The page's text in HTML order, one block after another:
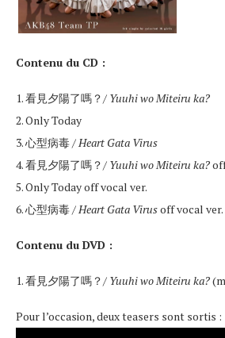
Contenu du CD :
1. 看見夕陽了嗎？/ Yuuhi wo Miteiru ka?
2. Only Today
3. 心型病毒 /Heart Gata Virus
4. 看見夕陽了嗎？/ Yuuhi wo Miteiru ka?
5. Only Today off vocal ver.
6. 心型病毒 /Heart Gata Virusoff vocal ver.
Contenu du DVD :
1. 看見夕陽了嗎？/ Yuuhi wo Miteiru ka?
Pour l’occasion, deux teasers sont sortis :